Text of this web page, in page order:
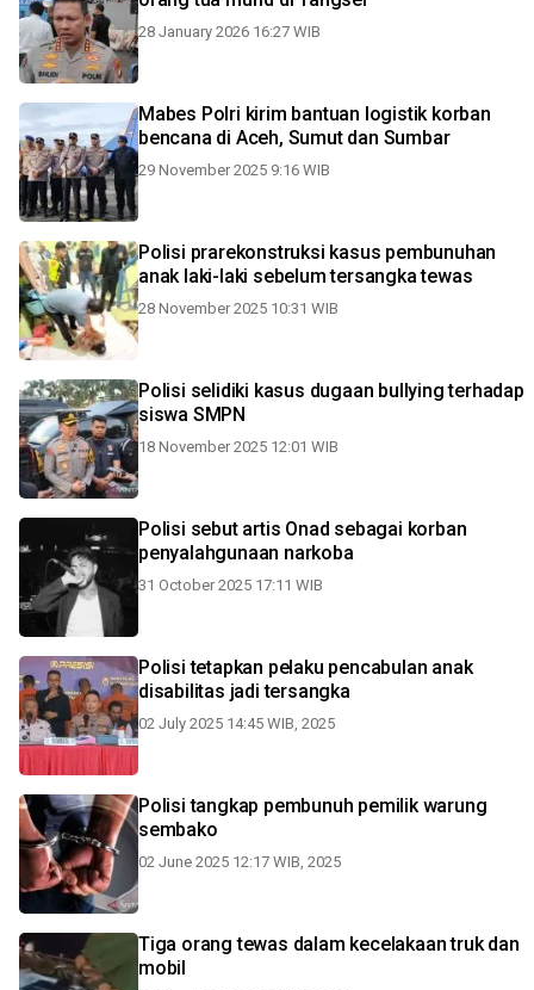
28 January 2026 16:27 WIB
Mabes Polri kirim bantuan logistik korban
bencana di Aceh, Sumut dan Sumbar
29 November 2025 9:16 WIB
Polisi prarekonstruksi kasus pembunuhan
anak laki-laki sebelum tersangka tewas
28 November 2025 10:31 WIB
Polisi selidiki kasus dugaan bullying terhadap
siswa SMPN
18 November 2025 12:01 WIB
Polisi sebut artis Onad sebagai korban
penyalahgunaan narkoba
31 October 2025 17:11 WIB
Polisi tetapkan pelaku pencabulan anak
disabilitas jadi tersangka
02 July 2025 14:45 WIB, 2025
Polisi tangkap pembunuh pemilik warung
sembako
02 June 2025 12:17 WIB, 2025
Tiga orang tewas dalam kecelakaan truk dan
mobil